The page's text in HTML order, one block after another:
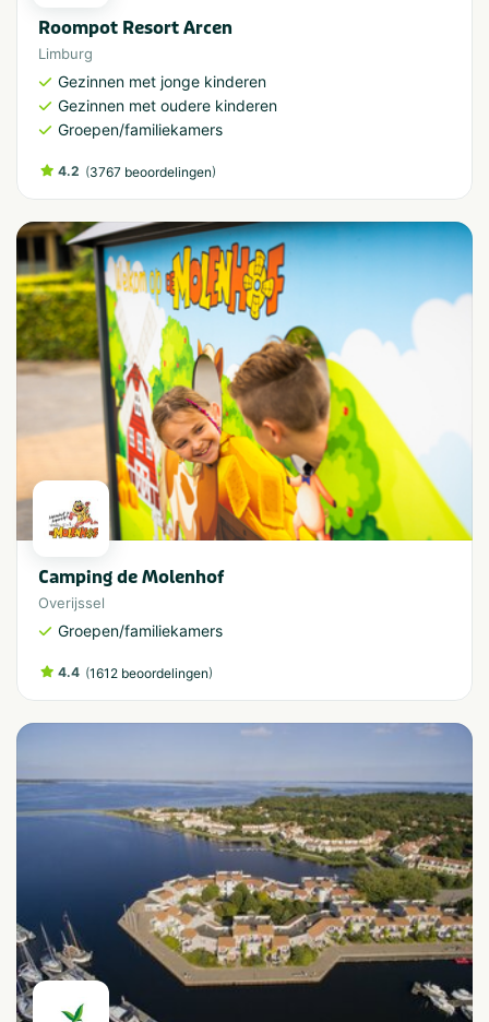
Roompot Resort Arcen
Limburg
Gezinnen met jonge kinderen
Gezinnen met oudere kinderen
Groepen/familiekamers
4.2 (3767 beoordelingen)
Camping de Molenhof
Overijssel
Groepen/familiekamers
4.4 (1612 beoordelingen)